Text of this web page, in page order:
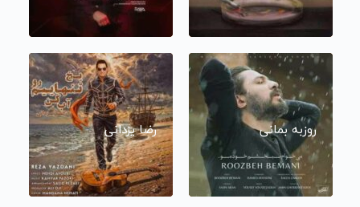
روزبه بمانی رضا یزدانی